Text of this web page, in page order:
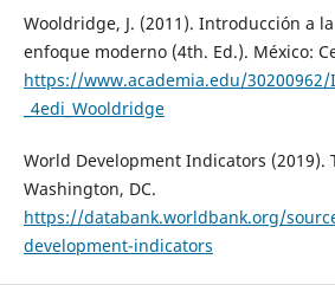
Wooldridge, J. (2011). Introducción a
enfoque moderno (4th. Ed.). México:
https://www.academia.edu/30200962/
_4edi_Wooldridge
World Development Indicators (2019).
Washington, DC.
https://databank.worldbank.org/
development-indicators